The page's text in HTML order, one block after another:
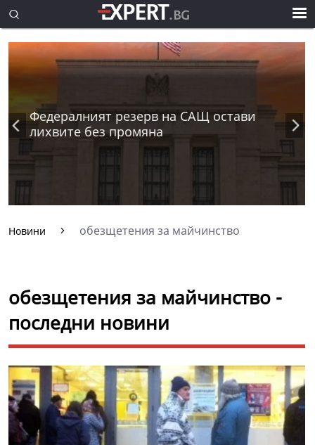
Федералният резерв на САЩ остави
лихвите без промяна
Новини обезщетения за майчинство
обезщетения за майчинство -
последни новини